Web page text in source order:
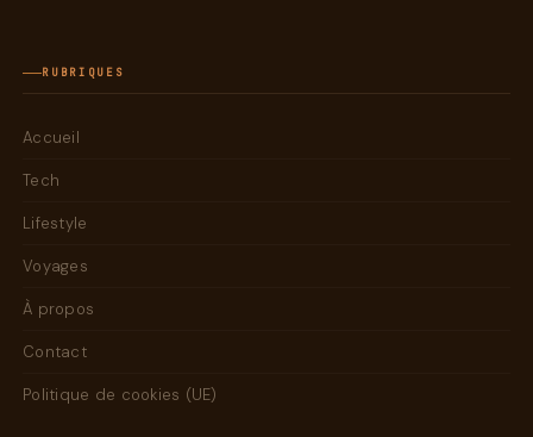
RUBRIQUES
Accueil
Tech
Lifestyle
Voyages
À propos
Contact
Politique de cookies (UE)